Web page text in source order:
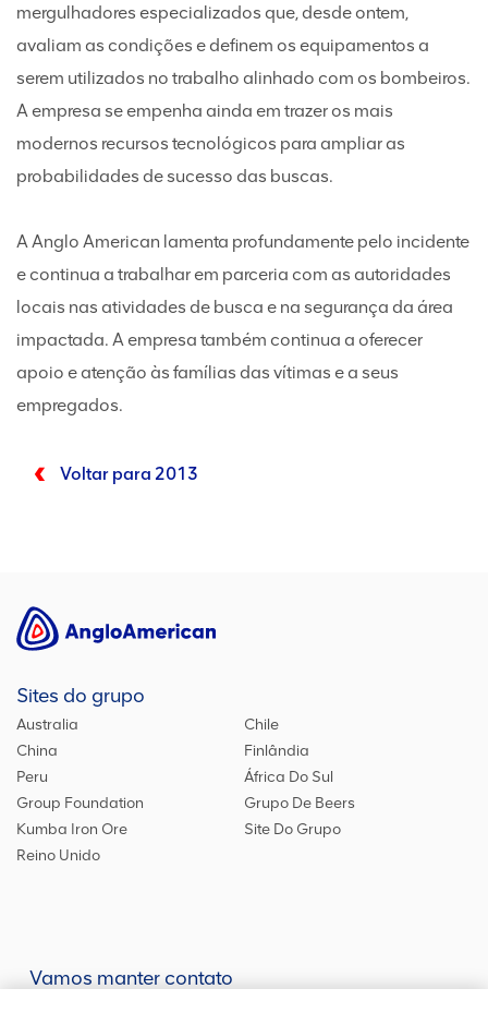
mergulhadores especializados que, desde ontem,
avaliam as condições e definem os equipamentos a
serem utilizados no trabalho alinhado com os bombeiros.
A empresa se empenha ainda em trazer os mais
modernos recursos tecnológicos para ampliar as
probabilidades de sucesso das buscas.
A Anglo American lamenta profundamente pelo incidente
e continua a trabalhar em parceria com as autoridades
locais nas atividades de busca e na segurança da área
impactada. A empresa também continua a oferecer
apoio e atenção às famílias das vítimas e a seus
empregados.
Voltar para 2013
Sites do grupo
Australia
Chile
China
Finlândia
Peru
África Do Sul
Group Foundation
Grupo De Beers
Kumba Iron Ore
Site Do Grupo
Reino Unido
Vamos manter contato